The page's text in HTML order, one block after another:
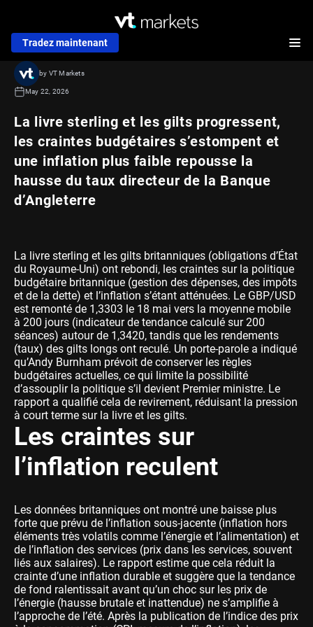
Tradez maintenant
La livre sterling et les gilts progressent,
les craintes budgétaires s’estompent et
une inflation plus faible repousse la
hausse du taux directeur de la Banque
d’Angleterre
by VT Markets
May 22, 2026
La livre sterling et les gilts britanniques (obligations d’État
du Royaume-Uni) ont rebondi, les craintes sur la politique
budgétaire britannique (gestion des dépenses, des impôts
et de la dette) et l’inflation s’étant atténuées. Le GBP/USD
est remonté de 1,3303 le 18 mai vers la moyenne mobile
à 200 jours (indicateur de tendance calculé sur 200
séances) autour de 1,3420, tandis que les rendements
(taux) des gilts longs ont reculé. Un porte-parole a indiqué
qu’Andy Burnham prévoit de conserver les règles
budgétaires actuelles, ce qui limite la possibilité
d’assouplir la politique s’il devient Premier ministre. Le
rapport a qualifié cela de revirement, réduisant la pression
à court terme sur la livre et les gilts.
Les craintes sur
l’inflation reculent
Les données britanniques ont montré une baisse plus
forte que prévu de l’inflation sous-jacente (inflation hors
éléments très volatils comme l’énergie et l’alimentation) et
de l’inflation des services (prix dans les services, souvent
liés aux salaires). Le rapport estime que cela réduit la
crainte d’une inflation durable et suggère que la tendance
de fond ralentissait avant qu’un choc sur les prix de
l’énergie (hausse brutale et inattendue) ne s’amplifie à
l’approche de l’été. Après la publication de l’indice des prix